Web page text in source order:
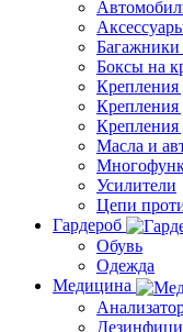
Боксы на
Крепления
Крепления
Крепления
Масла и
Усилители
Цепи
Гардероб
Обувь
Одежда
Медицина